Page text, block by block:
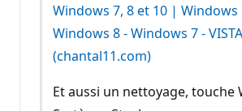
Windows 7, 8 et 10 | Windows
Windows 8 - Windows 7 - VISTA
(chantal11.com)
Et aussi un nettoyage, touche